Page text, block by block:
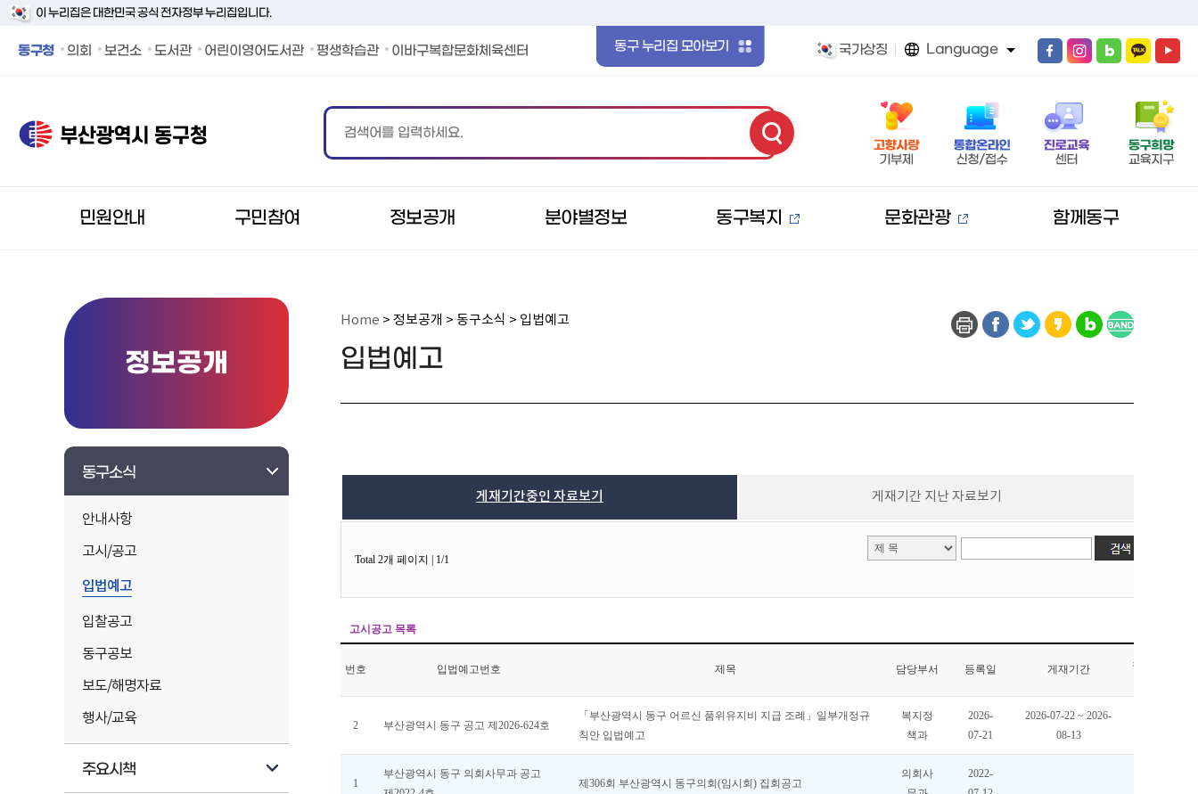
이 누리집은 대한민국 공식 전자정부 누리집입니다.
동구청 의회 보건소 도서관 어린이영어도서관 평생학습관 이바구복합문화체육센터 동구 누리집 모아보기 국가상징 Language
동구청 페이스북 바로가기
동구청 인스타그램 바로가기
동구청 블로그 바로가기
동구청 카카오 바로가기
동구청 유튜브 바로가기
민원안내 구민참여 정보공개 분야별정보 동구복지 문화관광 함께동구
정보공개
동구소식
안내사항
고시/공고
입법예고
입찰공고
동구공보
보도/해명자료
행사/교육
주요시책
Home > 정보공개 > 동구소식 > 입법예고
입법예고
게재기간중인 자료보기 게재기간 지난 자료보기